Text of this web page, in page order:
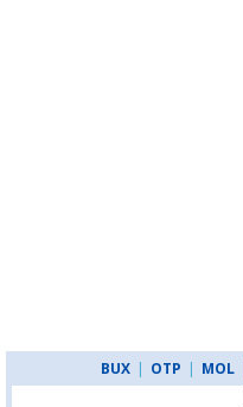
BUX | OTP | MOL